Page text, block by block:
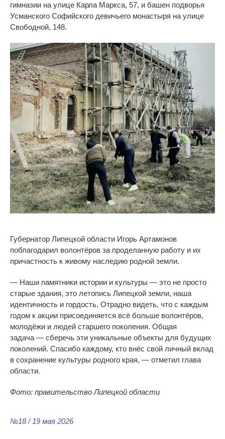
гимназии на улице Карла Маркса, 57, и башен подворья
Усманского Софийского девичьего монастыря на улице
Свободной, 148.
Губернатор Липецкой области Игорь Артамонов
поблагодарил волонтёров за проделанную работу и их
причастность к живому наследию родной земли.
— Наши памятники истории и культуры — это не просто
старые здания, это летопись Липецкой земли, наша
идентичность и гордость. Отрадно видеть, что с каждым
годом к акции присоединяется всё больше волонтёров,
молодёжи и людей старшего поколения. Общая
задача — сберечь эти уникальные объекты для будущих
поколений. Спасибо каждому, кто внёс свой личный вклад
в сохранение культуры родного края, — отметил глава
области.
Фото: правительство Липецкой области
№18 / 19 мая 2026